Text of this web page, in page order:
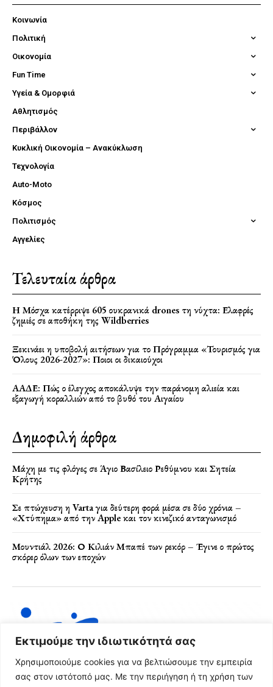
Εκτιμούμε την ιδιωτικότητά σας
Χρησιμοποιούμε cookies για να βελτιώσουμε την εμπειρία
σας στον ιστότοπό μας. Με την περιήγηση ή τη χρήση των
Κοινωνία
Πολιτική
Οικονομία
Fun Time
Υγεία & Ομορφιά
Αθλητισμός
Περιβάλλον
Κυκλική Οικονομία – Ανακύκλωση
Τεχνολογία
Auto-Moto
Κόσμος
Πολιτισμός
Αγγελίες
Τελευταία άρθρα
Η Μόσχα κατέρριψε 605 ουκρανικά drones τη νύχτα: Ελαφρές
ζημιές σε αποθήκη της Wildberries
Ξεκινάει η υποβολή αιτήσεων για το Πρόγραμμα «Τουρισμός για
Όλους 2026-2027»: Ποιοι οι δικαιούχοι
ΑΑΔΕ: Πώς ο έλεγχος αποκάλυψε την παράνομη αλιεία και
εξαγωγή κοραλλιών από το βυθό του Αιγαίου
Δημοφιλή άρθρα
Μάχη με τις φλόγες σε Άγιο Βασίλειο Ρεθύμνου και Σητεία
Κρήτης
Σε πτώχευση η Varta για δεύτερη φορά μέσα σε δύο χρόνια –
«Χτύπημα» από την Apple και τον κινεζικό ανταγωνισμό
Μουντιάλ 2026: Ο Κιλιάν Μπαπέ των ρεκόρ – Έγινε ο πρώτος
σκόρερ όλων των εποχών